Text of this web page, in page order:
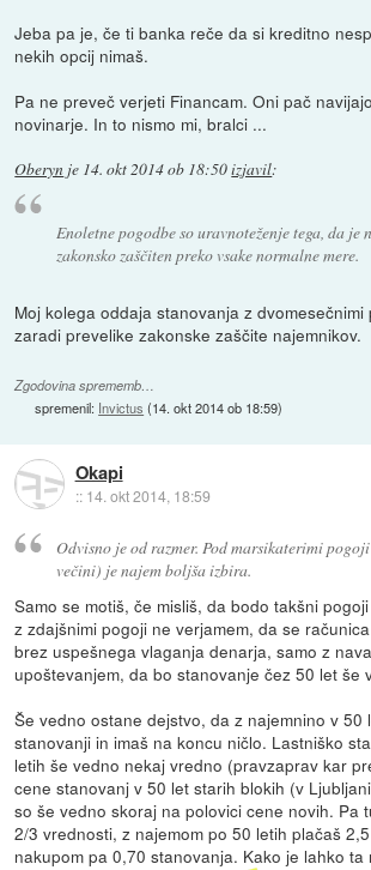
Jeba pa je, če ti banka reče da si kreditno
nekih opcij nimaš.
Pa ne preveč verjeti Financam. Oni pač
novinarje. In to nismo mi, bralci ...
Oberyn je 14. okt 2014 ob 18:50izjavil:
Enoletne pogodbe so uravnoteženje tega, da je
zakonsko zaščiten preko vsake normalne mere.
Moj kolega oddaja stanovanja z
zaradi prevelike zakonske zaščite najemnikov.
Zgodovina sprememb…
spremenil: Invictus (14. okt 2014 ob 18:59)
Okapi
:: 14. okt 2014, 18:59
Odvisno je od razmer. Pod marsikaterimi
večini) je najem boljša izbira.
Samo se motiš, če misliš, da bodo takšni
z zdajšnimi pogoji ne verjamem, da se
brez uspešnega vlaganja denarja, samo z
upoštevanjem, da bo stanovanje čez 50 let še
Še vedno ostane dejstvo, da z najemnino v 50
stanovanji in imaš na koncu ničlo. Lastniško
letih še vedno nekaj vredno (pravzaprav kar
cene stanovanj v 50 let starih blokih (v
so še vedno skoraj na polovici cene novih. Pa
2/3 vrednosti, z najemom po 50 letih plačaš
nakupom pa 0,70 stanovanja. Kako je lahko